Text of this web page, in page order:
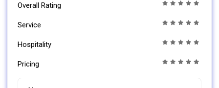
Overall Rating
Service
Hospitality
Pricing